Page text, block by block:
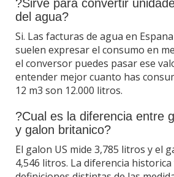
?Sirve para convertir
del agua?
Si. Las facturas de agua en
suelen expresar el consumo en
el conversor puedes pasar ese
entender mejor cuanto has
12 m3 son 12.000 litros.
?Cual es la diferencia entre
y galon britanico?
El galon US mide 3,785 litros y el
4,546 litros. La diferencia historica